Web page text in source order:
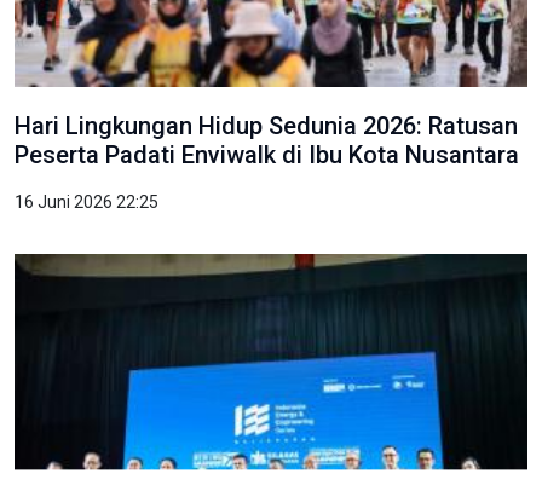
Hari Lingkungan Hidup Sedunia 2026: Ratusan
Peserta Padati Enviwalk di Ibu Kota Nusantara
16 Juni 2026 22:25